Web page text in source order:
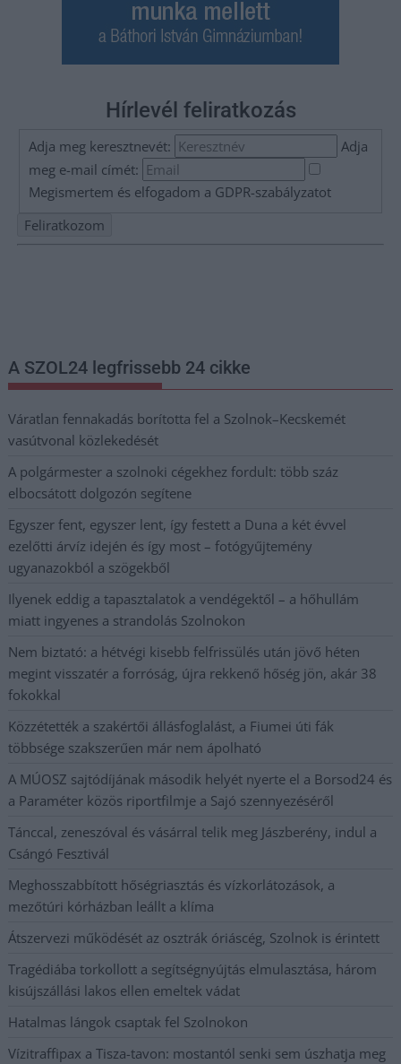
Hírlevél feliratkozás
Adja meg keresztnevét:
Adja
meg e-mail címét:
Megismertem és elfogadom a GDPR-szabályzatot
A SZOL24 legfrissebb 24 cikke
Váratlan fennakadás borította fel a Szolnok–Kecskemét
vasútvonal közlekedését
A polgármester a szolnoki cégekhez fordult: több száz
elbocsátott dolgozón segítene
Egyszer fent, egyszer lent, így festett a Duna a két évvel
ezelőtti árvíz idején és így most – fotógyűjtemény
ugyanazokból a szögekből
Ilyenek eddig a tapasztalatok a vendégektől – a hőhullám
miatt ingyenes a strandolás Szolnokon
Nem biztató: a hétvégi kisebb felfrissülés után jövő héten
megint visszatér a forróság, újra rekkenő hőség jön, akár 38
fokokkal
Közzétették a szakértői állásfoglalást, a Fiumei úti fák
többsége szakszerűen már nem ápolható
A MÚOSZ sajtódíjának második helyét nyerte el a Borsod24 és
a Paraméter közös riportfilmje a Sajó szennyezéséről
Tánccal, zeneszóval és vásárral telik meg Jászberény, indul a
Csángó Fesztivál
Meghosszabbított hőségriasztás és vízkorlátozások, a
mezőtúri kórházban leállt a klíma
Átszervezi működését az osztrák óriáscég, Szolnok is érintett
Tragédiába torkollott a segítségnyújtás elmulasztása, három
kisújszállási lakos ellen emeltek vádat
Hatalmas lángok csaptak fel Szolnokon
Vízitraffipax a Tisza-tavon: mostantól senki sem úszhatja meg